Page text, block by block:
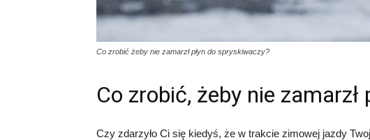
Co zrobić żeby nie zamarzł płyn do spryskiwaczy?
Co zrobić, żeby nie zamarzł
Czy zdarzyło Ci się kiedyś, że w trakcie zimowej jazdy